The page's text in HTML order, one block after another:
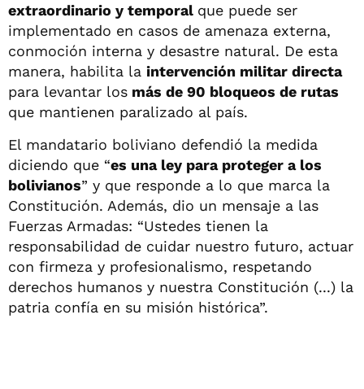
extraordinario y temporal que puede ser
implementado en casos de amenaza externa,
conmoción interna y desastre natural. De esta
manera, habilita la intervención militar directa
para levantar los más de 90 bloqueos de rutas
que mantienen paralizado al país.
El mandatario boliviano defendió la medida
diciendo que “es una ley para proteger a los
bolivianos” y que responde a lo que marca la
Constitución. Además, dio un mensaje a las
Fuerzas Armadas: “Ustedes tienen la
responsabilidad de cuidar nuestro futuro, actuar
con firmeza y profesionalismo, respetando
derechos humanos y nuestra Constitución (...) la
patria confía en su misión histórica”.